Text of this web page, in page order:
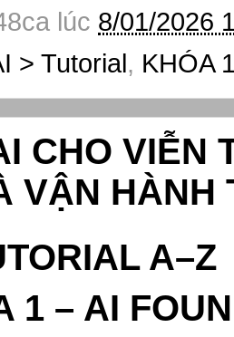
lúc 8/01/2026
> Tutorial, KHÓA
CHO VIỄN
VẬN HÀNH
A–Z
1 – AI